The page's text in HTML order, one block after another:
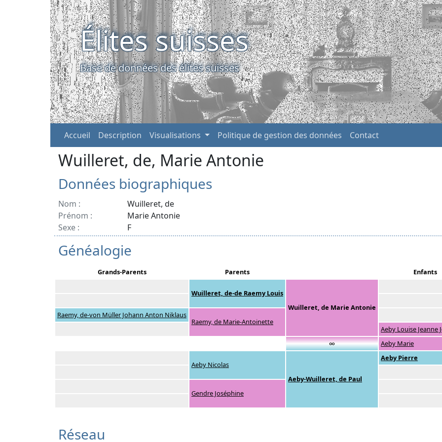
Élites suisses
Base de données des élites suisses
Accueil Description Visualisations Politique de gestion des données Contact
Wuilleret, de, Marie Antonie
Données biographiques
Nom :
Wuilleret, de
Prénom :
Marie Antonie
Sexe :
F
Généalogie
Grands-Parents Parents Enfants
Wuilleret, de-de Raemy Louis
Wuilleret, de Marie Antonie
Raemy, de-von Müller Johann Anton Niklaus
Raemy, de Marie-Antoinette
Aeby Louise Jeanne
∞
Aeby Marie
Aeby Nicolas
Aeby-Wuilleret, de Paul
Aeby Pierre
Gendre Joséphine
Réseau